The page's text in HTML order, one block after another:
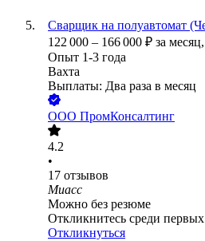
Сварщик на полуавтомат
122 000 – 166 000 ₽ за месяц,
Опыт 1-3 года
Вахта
Выплаты: Два раза в месяц
ООО ПромКонсалтинг
4.2
•
17 отзывов
Миасс
Можно без резюме
Откликнитесь среди первых
Откликнуться